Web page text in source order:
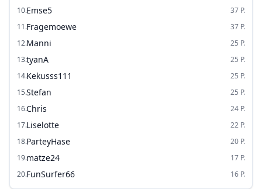
10.Emse5 37 P.
11.Fragemoewe 37 P.
12.Manni 25 P.
13.tyanA 25 P.
14.Kekusss111 25 P.
15.Stefan 25 P.
16.Chris 24 P.
17.Liselotte 22 P.
18.ParteyHase 20 P.
19.matze24 17 P.
20.FunSurfer66 16 P.